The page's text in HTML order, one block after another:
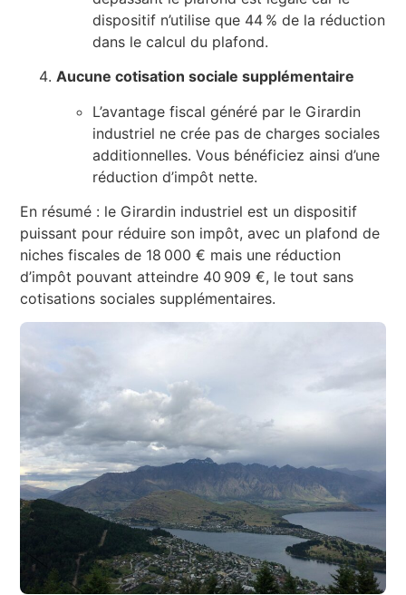
dispositif n’utilise que 44 % de la réduction
dans le calcul du plafond.
Aucune cotisation sociale supplémentaire
L’avantage fiscal généré par le Girardin
industriel ne crée pas de charges sociales
additionnelles. Vous bénéficiez ainsi d’une
réduction d’impôt nette.
En résumé : le Girardin industriel est un dispositif
puissant pour réduire son impôt, avec un plafond de
niches fiscales de 18 000 € mais une réduction
d’impôt pouvant atteindre 40 909 €, le tout sans
cotisations sociales supplémentaires.